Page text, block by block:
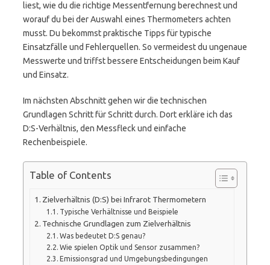
liest, wie du die richtige Messentfernung berechnest und
worauf du bei der Auswahl eines Thermometers achten
musst. Du bekommst praktische Tipps für typische
Einsatzfälle und Fehlerquellen. So vermeidest du ungenaue
Messwerte und triffst bessere Entscheidungen beim Kauf
und Einsatz.
Im nächsten Abschnitt gehen wir die technischen
Grundlagen Schritt für Schritt durch. Dort erkläre ich das
D:S-Verhältnis, den Messfleck und einfache
Rechenbeispiele.
Table of Contents
Zielverhältnis (D:S) bei Infrarot Thermometern
Typische Verhältnisse und Beispiele
Technische Grundlagen zum Zielverhältnis
Was bedeutet D:S genau?
Wie spielen Optik und Sensor zusammen?
Emissionsgrad und Umgebungsbedingungen